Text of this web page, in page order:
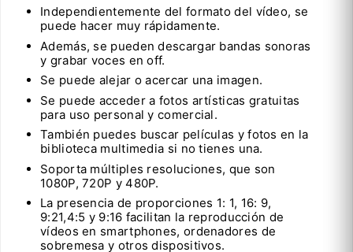
Independientemente del formato del vídeo, se
puede hacer muy rápidamente.
Además, se pueden descargar bandas sonoras
y grabar voces en off.
Se puede alejar o acercar una imagen.
Se puede acceder a fotos artísticas gratuitas
para uso personal y comercial.
También puedes buscar películas y fotos en la
biblioteca multimedia si no tienes una.
Soporta múltiples resoluciones, que son
1080P, 720P y 480P.
La presencia de proporciones 1: 1, 16: 9,
9:21,4:5 y 9:16 facilitan la reproducción de
vídeos en smartphones, ordenadores de
sobremesa y otros dispositivos.